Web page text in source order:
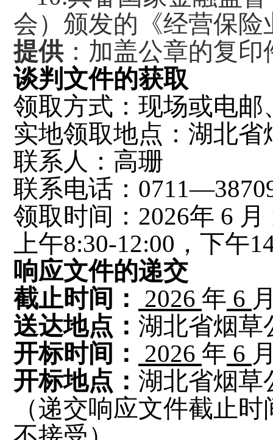
会）颁发的《经营保险
提供：加盖公章的复印
谈判 文件的获取
领取方式：现场或电
实地领取地点：湖北
联系人：高珊
联系电话：
领取时间： 2026年 6 月
上午8:30-12:00，下午
响应文件的递交
截止时间： 2026 年 6
送达地点： 湖北省烟草
开标时间： 2026 年 6
开标地点： 湖北省烟草
（递交响应文件截止时